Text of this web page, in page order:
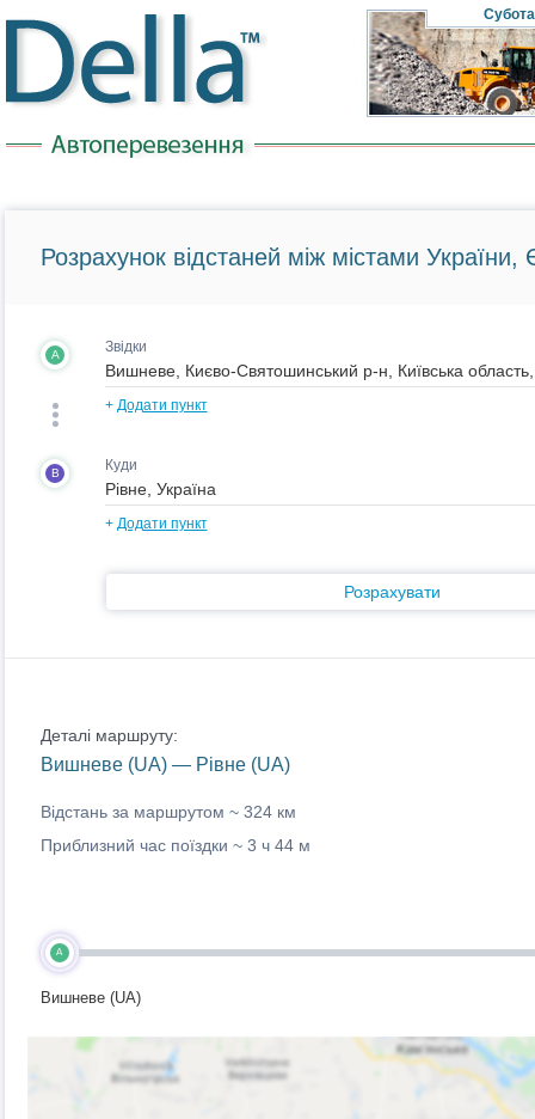
Субота
Розрахунок відстаней між містами України,
A Звідки
+ Додати пункт
B Куди
+ Додати пункт
Розрахувати
Деталі маршруту:
Вишневе (UA) — Рівне (UA)
Відстань за маршрутом ~ 324 км
Приблизний час поїздки ~ 3 ч 44 м
A
Вишневе (UA)